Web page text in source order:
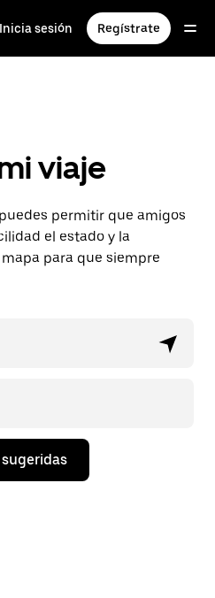
Inicia sesión Regístrate
viaje
permitir que amigos
el estado y la
para que siempre